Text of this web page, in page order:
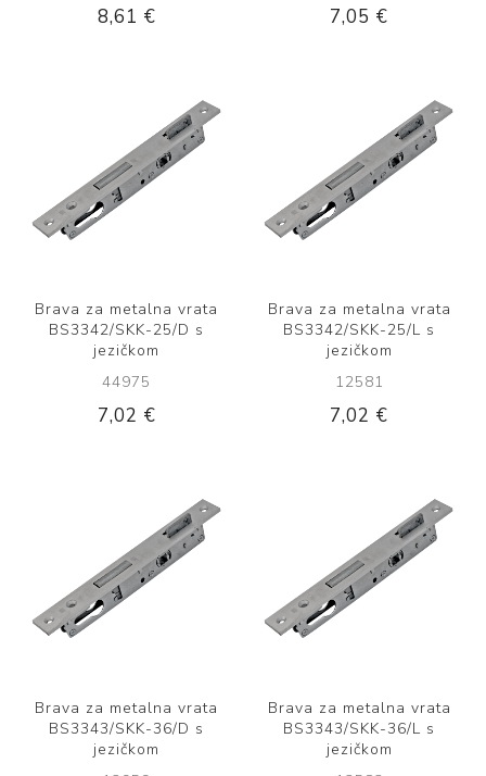
8,61 € 7,05 €
Brava za metalna vrata
BS3342/SKK-25/D s
jezičkom
44975
7,02 €
Brava za metalna vrata
BS3342/SKK-25/L s
jezičkom
12581
7,02 €
Brava za metalna vrata
BS3343/SKK-36/D s
jezičkom
Brava za metalna vrata
BS3343/SKK-36/L s
jezičkom